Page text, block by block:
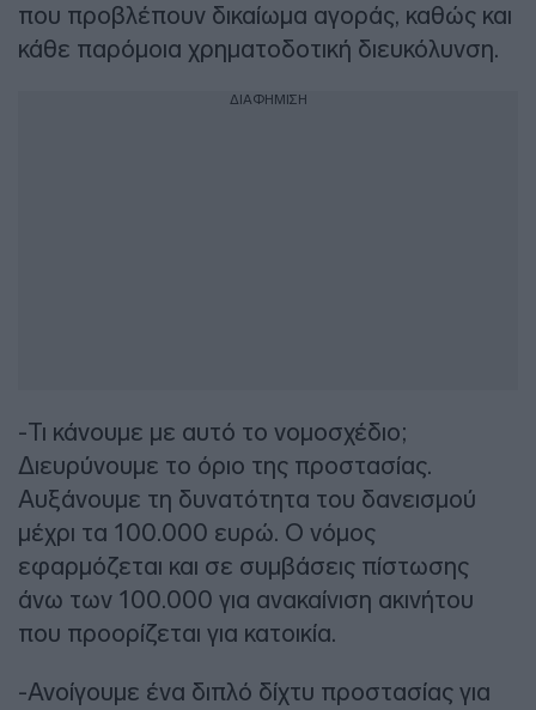
που προβλέπουν δικαίωμα αγοράς, καθώς και
κάθε παρόμοια χρηματοδοτική διευκόλυνση.
ΔΙΑΦΗΜΙΣΗ
-Τι κάνουμε με αυτό το νομοσχέδιο;
Διευρύνουμε το όριο της προστασίας.
Αυξάνουμε τη δυνατότητα του δανεισμού
μέχρι τα 100.000 ευρώ. Ο νόμος
εφαρμόζεται και σε συμβάσεις πίστωσης
άνω των 100.000 για ανακαίνιση ακινήτου
που προορίζεται για κατοικία.
-Ανοίγουμε ένα διπλό δίχτυ προστασίας για